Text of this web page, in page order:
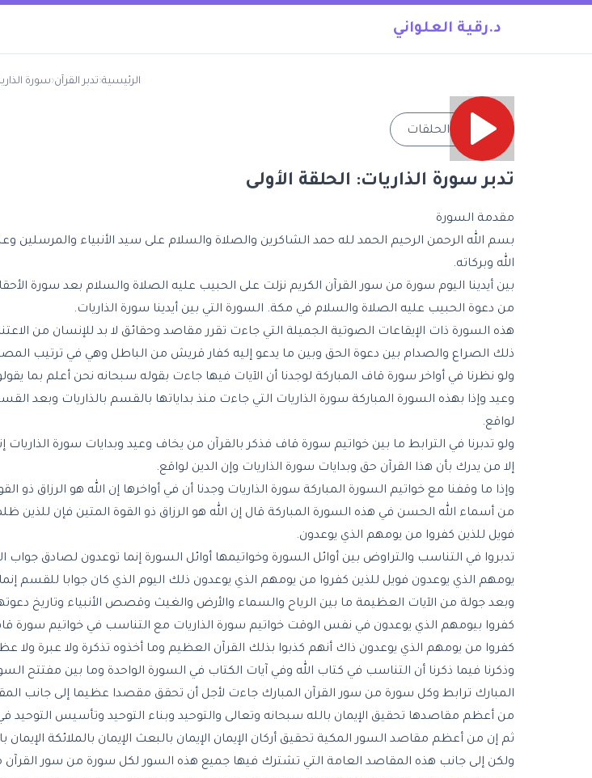
د.رقية العلواني
الرئيسية‹تدبر القرآن‹سورة
→ جميع الحلقات
تدبر سورة الذاريات: الحلقة الأولى
مقدمة السورة
بسم الله الرحمن الرحيم الحمد لله حمد الشاكرين والصلاة والسلام على سيد الأنبياء
الله وبركاته.
بين أيدينا اليوم سورة من سور القرآن الكريم نزلت على الحبيب عليه الصلاة والسلام بعد سورة
من دعوة الحبيب عليه الصلاة والسلام في مكة. السورة التي بين أيدينا سورة الذاريات.
هذه السورة ذات الإيقاعات الصوتية الجميلة التي جاءت تقرر مقاصد وحقائق لا بد للإنسان من
ذلك الصراع والصدام بين دعوة الحق وبين ما يدعو إليه كفار قريش من الباطل وهي في ترتيب
ولو نظرنا في أواخر سورة قاف المباركة لوجدنا أن الآيات فيها جاءت بقوله سبحانه نحن أعلم بما
وعيد وإذا بهذه السورة المباركة سورة الذاريات التي جاءت منذ بداياتها بالقسم بالذاريات وبعد
لواقع.
ولو تدبرنا في الترابط ما بين خواتيم سورة قاف فذكر بالقرآن من يخاف وعيد وبدايات سورة الذاريات
إلا من يدرك بأن هذا القرآن حق وبدايات سورة الذاريات وإن الدين لواقع.
وإذا ما وقفنا مع خواتيم السورة المباركة سورة الذاريات وجدنا أن في أواخرها إن الله هو الرزاق ذو
من أسماء الله الحسن في هذه السورة المباركة قال إن الله هو الرزاق ذو القوة المتين فإن للذين
فويل للذين كفروا من يومهم الذي يوعدون.
تدبروا في التناسب والتراوض بين أوائل السورة وخواتيمها أوائل السورة إنما توعدون لصادق
يومهم الذي يوعدون فويل للذين كفروا من يومهم الذي يوعدون ذلك اليوم الذي كان جوابا للقسم
وبعد جولة من الآيات العظيمة ما بين الرياح والسماء والأرض والغيث وقصص الأنبياء وتاريخ
كفروا بيومهم الذي يوعدون في نفس الوقت خواتيم سورة الذاريات مع التناسب في خواتيم سورة
كفروا من يومهم الذي يوعدون ذاك أنهم كذبوا بذلك القرآن العظيم وما أخذوه تذكرة ولا عبرة ولا
وذكرنا فيما ذكرنا أن التناسب في كتاب الله وفي آيات الكتاب في السورة الواحدة وما بين مفتتح
المبارك ترابط وكل سورة من سور القرآن المبارك جاءت لأجل أن تحقق مقصدا عظيما إلى جانب
من أعظم مقاصدها تحقيق الإيمان بالله سبحانه وتعالى والتوحيد وبناء التوحيد وتأسيس التوحيد
ثم إن من أعظم مقاصد السور المكية تحقيق أركان الإيمان الإيمان بالبعث الإيمان بالملائكة
ولكن إلى جانب هذه المقاصد العامة التي تشترك فيها جميع هذه السور لكل سورة من سور